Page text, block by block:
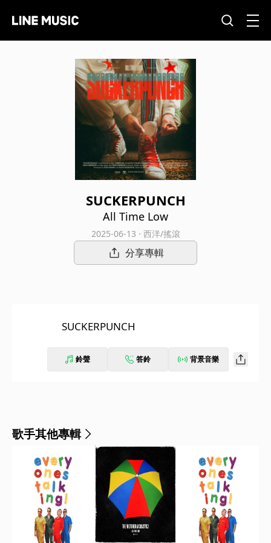
SUCKERPUNCH
All Time Low
2025-06-13 · 西洋/搖滾
分享專輯
SUCKERPUNCH
鈴聲 答鈴 背景音樂
歌手其他專輯